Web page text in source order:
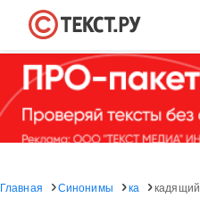
Главная Синонимы ка кадящий